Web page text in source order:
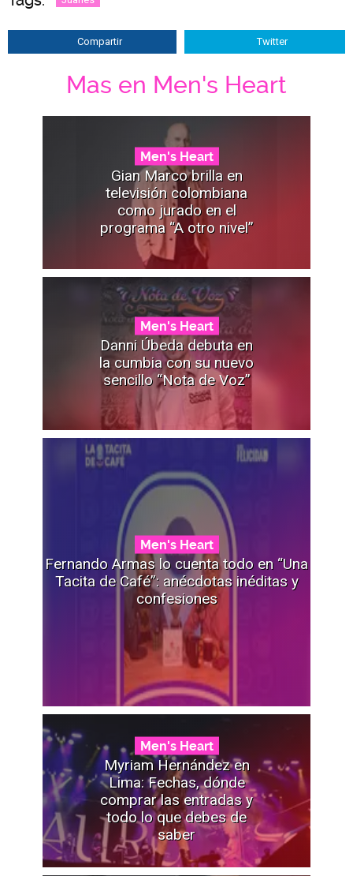
Compartir Twitter
Mas en Men's Heart
Men's Heart
Gian Marco brilla en
televisión colombiana
como jurado en el
programa “A otro nivel”
Men's Heart
Danni Úbeda debuta en
la cumbia con su nuevo
sencillo “Nota de Voz”
Men's Heart
Fernando Armas lo cuenta todo en “Una
Tacita de Café”: anécdotas inéditas y
confesiones
Men's Heart
Myriam Hernández en
Lima: Fechas, dónde
comprar las entradas y
todo lo que debes de
saber